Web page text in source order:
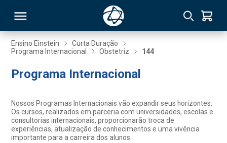
Ensino Einstein
Curta Duração
Programa Internacional
Obstetriz 144
Programa Internacional
Nossos Programas Internacionais vão expandir seus horizontes.
Os cursos, realizados em parceria com universidades, escolas e
consultorias internacionais, proporcionarão troca de
experiências, atualização de conhecimentos e uma vivência
importante para a carreira dos alunos.